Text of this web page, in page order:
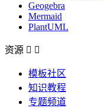
Geogebra
Mermaid
PlantUML
资源  
模板社区
知识教程
专题频道